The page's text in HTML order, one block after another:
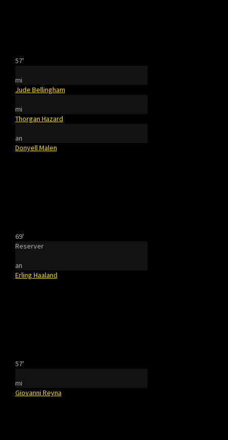
57'
mi
Jude Bellingham
mi
Thorgan Hazard
an
Donyell Malen
69'
Reserver
an
Erling Haaland
57'
mi
Giovanni Reyna